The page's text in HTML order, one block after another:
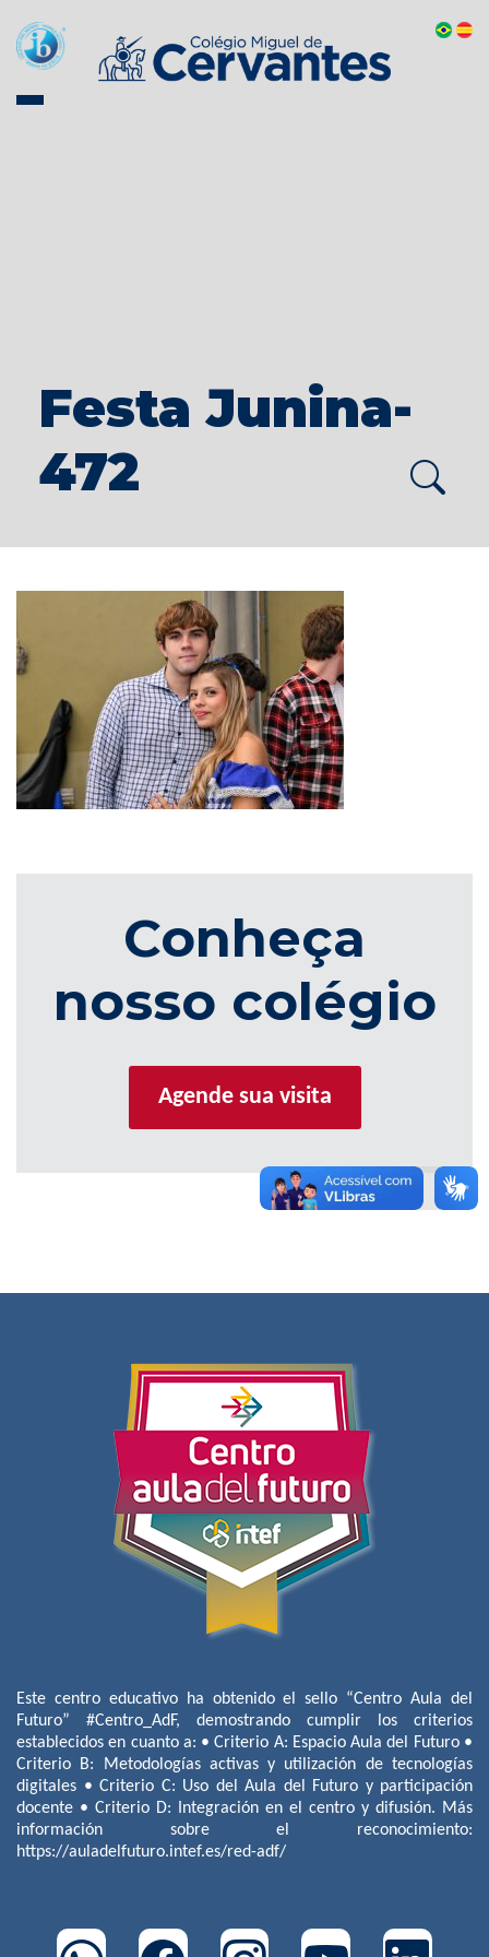
Festa Junina-
472
Conheça
nosso colégio
Agende sua visita
Este centro educativo ha obtenido el sello “Centro Aula del
Futuro” #Centro_AdF, demostrando cumplir los criterios
establecidos en cuanto a: • Criterio A: Espacio Aula del Futuro •
Criterio B: Metodologías activas y utilización de tecnologías
digitales • Criterio C: Uso del Aula del Futuro y participación
docente • Criterio D: Integración en el centro y difusión. Más
información sobre el reconocimiento:
https://auladelfuturo.intef.es/red-adf/